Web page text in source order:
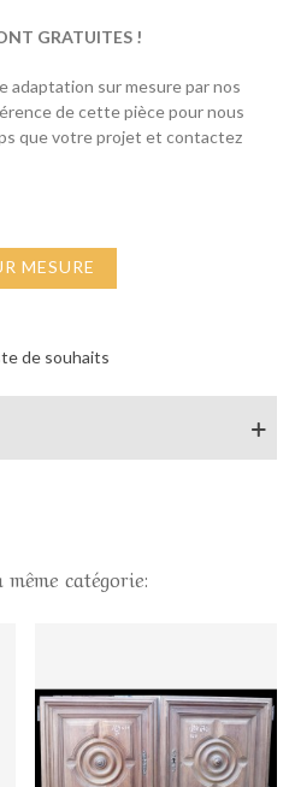
GRATUITES !
adaptation sur mesure par nos
de cette pièce pour nous
que votre projet et contactez
MESURE
de souhaits
catégorie: